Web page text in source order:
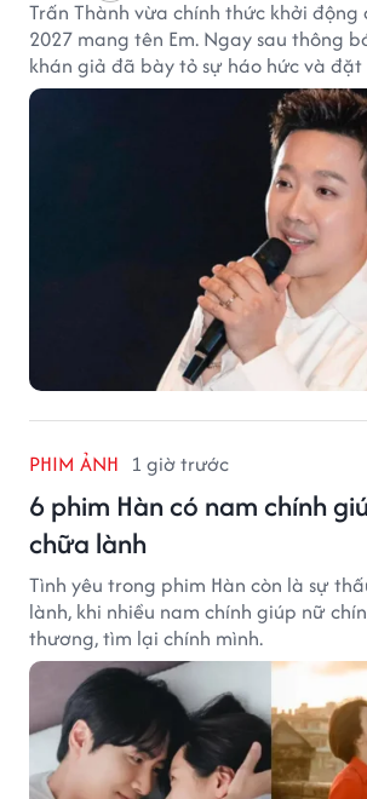
Trấn Thành vừa chính thức khởi
2027 mang tên Em. Ngay sau thông
khán giả đã bày tỏ sự háo hức và đặt
vào bộ phim mới của Trấn Thành.
PHIM ẢNH 1 giờ trước
6 phim Hàn có nam chính
chữa lành
Tình yêu trong phim Hàn còn là sự
lành, khi nhiều nam chính giúp nữ
thương, tìm lại chính mình.